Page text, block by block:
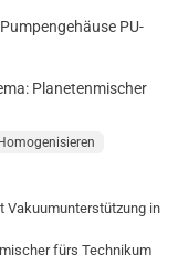
PU-
Planetenmischer
Vakuumunterstützung in
fürs Technikum